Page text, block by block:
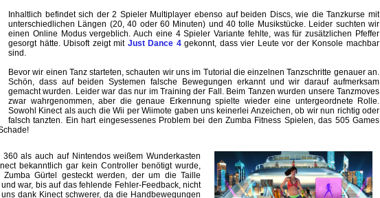
Inhaltlich befindet sich der 2 Spieler Multiplayer ebenso auf beiden Discs, wie die Tanzkurse mit
unterschiedlichen Längen (20, 40 oder 60 Minuten) und 40 tolle Musikstücke. Leider suchten wir
einen Online Modus vergeblich. Auch eine 4 Spieler Variante fehlte, was für zusätzlichen Pfeffer
gesorgt hätte. Ubisoft zeigt mit Just Dance 4gekonnt, dass vier Leute vor der Konsole machbar
sind.
Bevor wir einen Tanz starteten, schauten wir uns im Tutorial die einzelnen Tanzschritte genauer an.
Schön, dass auf beiden Systemen falsche Bewegungen erkannt und wir darauf aufmerksam
gemacht wurden. Leider war das nur im Training der Fall. Beim Tanzen wurden unsere Tanzmoves
zwar wahrgenommen, aber die genaue Erkennung spielte wieder eine untergeordnete Rolle.
Sowohl Kinect als auch die Wii per Wiimote gaben uns keinerlei Anzeichen, ob wir nun richtig oder
falsch tanzten. Ein hart eingesessenes Problem bei den Zumba Fitness Spielen, das 505 Games
als auch auf Nintendos weißem Wunderkasten
bekanntlich gar kein Controller benötigt wurde,
Gürtel gesteckt werden, der um die Taille
war, bis auf das fehlende Fehler-Feedback, nicht
dank Kinect schwerer, da die Handbewegungen